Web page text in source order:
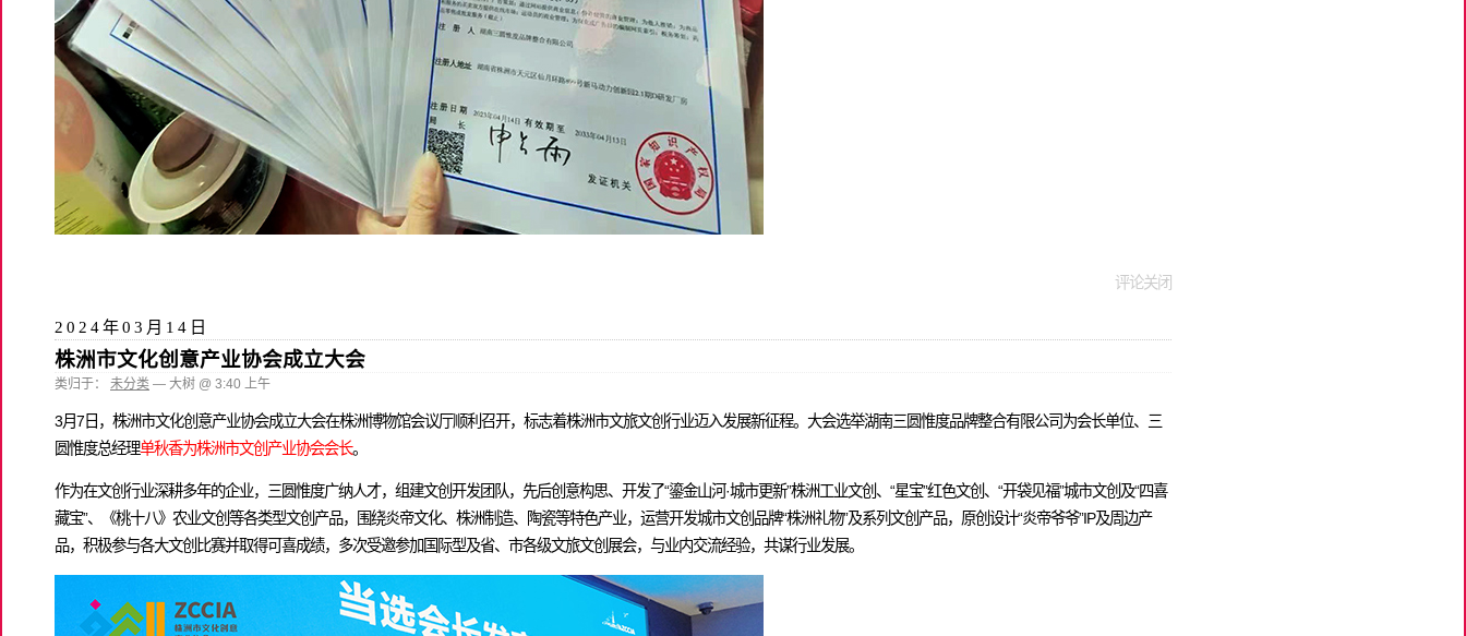
评论关闭
2024年03月14日
株洲市文化创意产业协会成立大会
类归于： 未分类 — 大树 @ 3:40 上午
3月7日，株洲市文化创意产业协会成立大会在株洲博物馆会议厅顺利召开，标志着株洲市文旅文创行业迈入发展新征程。大会选举湖南三圆惟度品牌整合有限公司为会长单位、三
圆惟度总经理单秋香为株洲市文创产业协会会长。
作为在文创行业深耕多年的企业，三圆惟度广纳人才，组建文创开发团队，先后创意构思、开发了“鎏金山河·城市更新”株洲工业文创、“星宝”红色文创、“开袋见福”城市文创及“四喜
藏宝”、《桃十八》农业文创等各类型文创产品，围绕炎帝文化、株洲制造、陶瓷等特色产业，运营开发城市文创品牌“株洲礼物”及系列文创产品，原创设计“炎帝爷爷”IP及周边产
品，积极参与各大文创比赛并取得可喜成绩，多次受邀参加国际型及省、市各级文旅文创展会，与业内交流经验，共谋行业发展。